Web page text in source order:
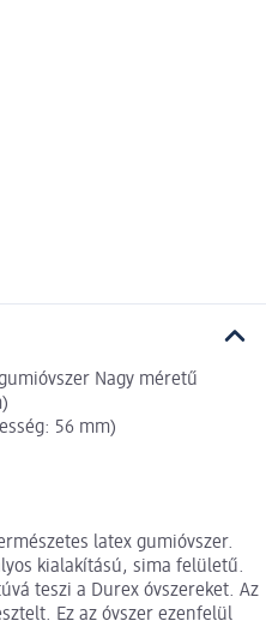
Nagy méretű
56 mm)
latex gumióvszer.
kialakítású, sima felületű.
teszi a Durex óvszereket. Az
Ez az óvszer ezenfelül